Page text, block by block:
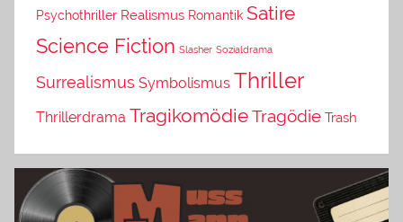
Psychothriller Realismus Romantik Satire
Science Fiction Slasher Sozialdrama
Surrealismus Symbolismus Thriller
Thrillerdrama TragikomödieTragödie Trash